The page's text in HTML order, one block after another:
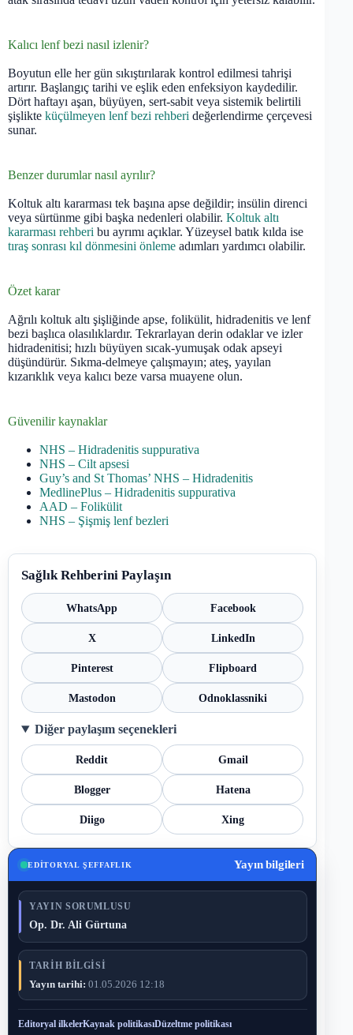
Kalıcı lenf bezi nasıl izlenir?
Boyutun elle her gün sıkıştırılarak kontrol edilmesi tahrişi
artırır. Başlangıç tarihi ve eşlik eden enfeksiyon kaydedilir.
Dört haftayı aşan, büyüyen, sert-sabit veya sistemik belirtili
şişlikte küçülmeyen lenf bezi rehberi değerlendirme çerçevesi
sunar.
Benzer durumlar nasıl ayrılır?
Koltuk altı kararması tek başına apse değildir; insülin direnci
veya sürtünme gibi başka nedenleri olabilir. Koltuk altı
kararması rehberi bu ayrımı açıklar. Yüzeysel batık kılda ise
tıraş sonrası kıl dönmesini önleme adımları yardımcı olabilir.
Özet karar
Ağrılı koltuk altı şişliğinde apse, folikülit, hidradenitis ve lenf
bezi başlıca olasılıklardır. Tekrarlayan derin odaklar ve izler
hidradenitisi; hızlı büyüyen sıcak-yumuşak odak apseyi
düşündürür. Sıkma-delmeye çalışmayın; ateş, yayılan
kızarıklık veya kalıcı beze varsa muayene olun.
Güvenilir kaynaklar
NHS – Hidradenitis suppurativa
NHS – Cilt apsesi
Guy’s and St Thomas’ NHS – Hidradenitis
MedlinePlus – Hidradenitis suppurativa
AAD – Folikülit
NHS – Şişmiş lenf bezleri
Sağlık Rehberini Paylaşın
WhatsApp Facebook
X LinkedIn
Pinterest Flipboard
Mastodon Odnoklassniki
Diğer paylaşım seçenekleri
Reddit Gmail
Blogger Hatena
Diigo Xing
EDITORYAL ŞEFFAFLIK Yayın bilgileri
YAYIN SORUMLUSU
Op. Dr. Ali Gürtuna
TARIH BILGISI
Yayın tarihi: 01.05.2026 12:18
Editoryal ilkelerKaynak politikasıDüzeltme politikası